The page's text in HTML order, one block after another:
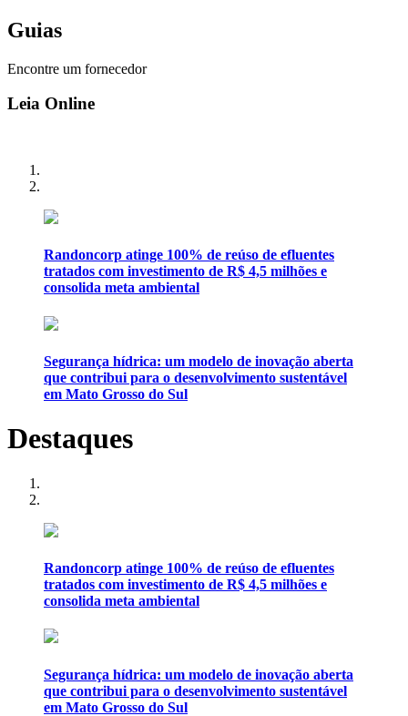
Guias
Encontre um fornecedor
Leia Online
Randoncorp atinge 100% de reúso de efluentes
tratados com investimento de R$ 4,5 milhões e
consolida meta ambiental
Segurança hídrica: um modelo de inovação aberta
que contribui para o desenvolvimento sustentável
em Mato Grosso do Sul
Destaques
Randoncorp atinge 100% de reúso de efluentes
tratados com investimento de R$ 4,5 milhões e
consolida meta ambiental
Segurança hídrica: um modelo de inovação aberta
que contribui para o desenvolvimento sustentável
em Mato Grosso do Sul